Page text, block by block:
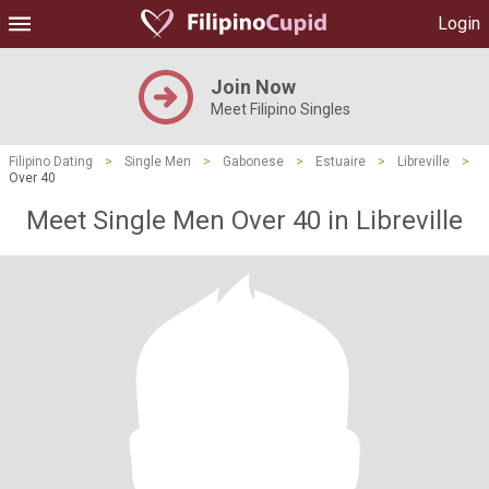
Login
Join Now
Meet Filipino Singles
Filipino Dating > Single Men > Gabonese > Estuaire > Libreville
>
Over 40
Meet Single Men Over 40 in Libreville